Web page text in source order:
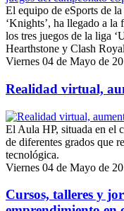
El equipo de eSports de
‘Knights’, ha llegado a
los tres juegos de la liga
Hearthstone y Clash
Viernes 04 de Mayo de
Realidad virtual,
El Aula HP, situada en el
de diferentes grados que
tecnológica.
Viernes 04 de Mayo de
Cursos, talleres y